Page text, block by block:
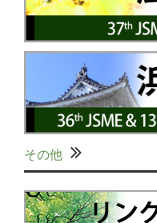
その他